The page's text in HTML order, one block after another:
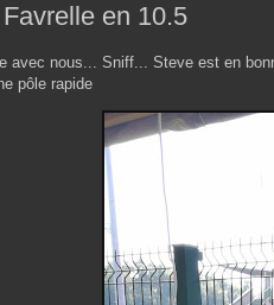
en 10.5
avec nous... Sniff... Steve est en
pôle rapide